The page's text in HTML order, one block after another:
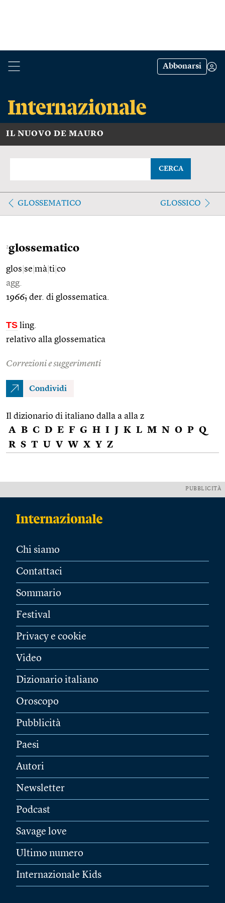
Abbonarsi
IL NUOVO DE MAURO
CERCA
GLOSSEMATICO GLOSSICO
2glossematico
glos se mà ti co
agg.
1966; der. di glossematica.
TS ling.
relativo alla glossematica
Correzioni e suggerimenti
Condividi
Il dizionario di italiano dalla a alla z
A B C D E F G H I J K L M N O P Q
R S T U V W X Y Z
PUBBLICITÀ
Chi siamo
Contattaci
Sommario
Festival
Privacy e cookie
Video
Dizionario italiano
Oroscopo
Pubblicità
Paesi
Autori
Newsletter
Podcast
Savage love
Ultimo numero
Internazionale Kids